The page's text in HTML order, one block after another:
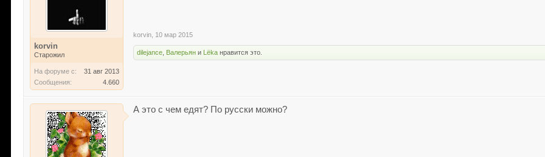
korvin
Старожил
На форуме с:
31 авг 2013
Сообщения:
4.660
korvin 10 мар 2015
dilejance Валерьян и Lёka нравится это.
А это с чем едят? По русски можно?